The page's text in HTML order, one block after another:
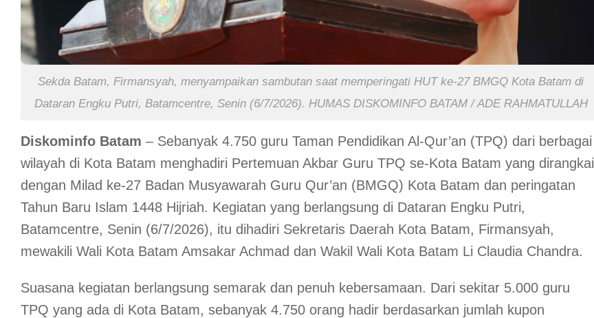
Sekda Batam, Firmansyah, menyampaikan sambutan saat memperingati HUT ke-27 BMGQ Kota Batam di
Dataran Engku Putri, Batamcentre, Senin (6/7/2026). HUMAS DISKOMINFO BATAM / ADE RAHMATULLAH
Diskominfo Batam – Sebanyak 4.750 guru Taman Pendidikan Al-Qur’an (TPQ) dari berbagai
wilayah di Kota Batam menghadiri Pertemuan Akbar Guru TPQ se-Kota Batam yang dirangkai
dengan Milad ke-27 Badan Musyawarah Guru Qur’an (BMGQ) Kota Batam dan peringatan
Tahun Baru Islam 1448 Hijriah. Kegiatan yang berlangsung di Dataran Engku Putri,
Batamcentre, Senin (6/7/2026), itu dihadiri Sekretaris Daerah Kota Batam, Firmansyah,
mewakili Wali Kota Batam Amsakar Achmad dan Wakil Wali Kota Batam Li Claudia Chandra.
Suasana kegiatan berlangsung semarak dan penuh kebersamaan. Dari sekitar 5.000 guru
TPQ yang ada di Kota Batam, sebanyak 4.750 orang hadir berdasarkan jumlah kupon